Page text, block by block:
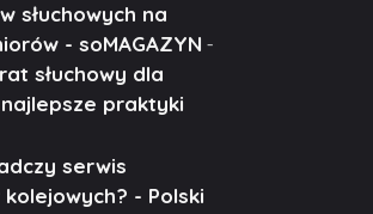
słuchowych na
- soMAGAZYN -
słuchowy dla
praktyki
serwis
- Polski